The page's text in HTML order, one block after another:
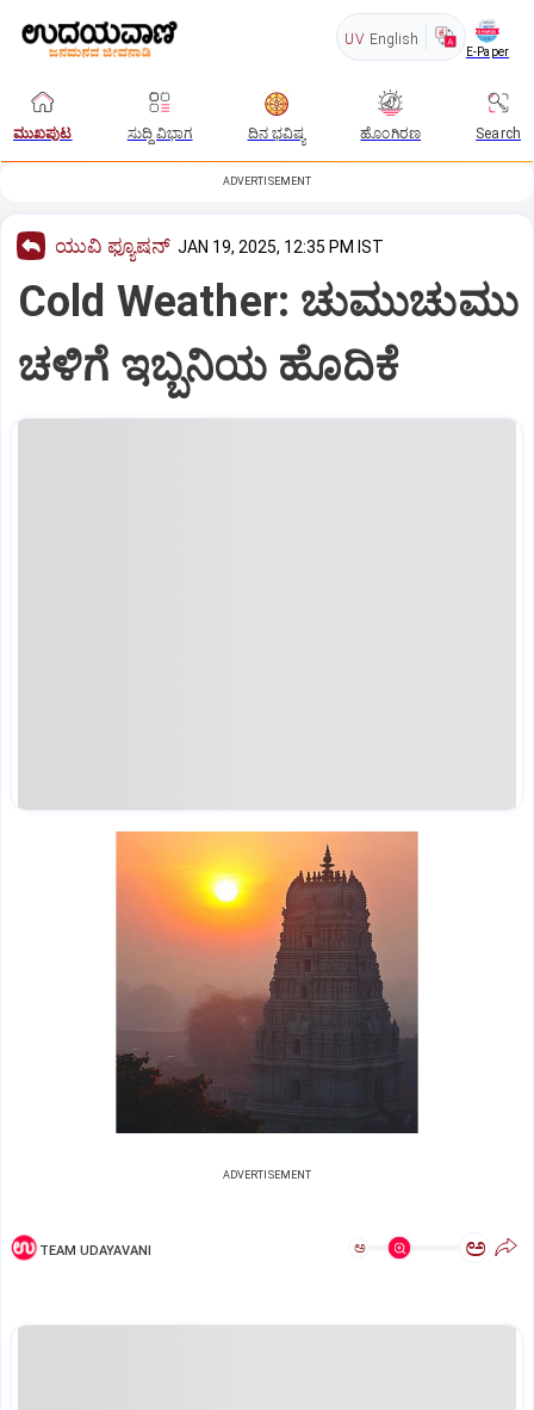
UV English
E-Paper
ಮುಖಪುಟ ಸುದ್ದಿ ವಿಭಾಗ ದಿನ ಭವಿಷ್ಯ ಹೊಂಗಿರಣ Search
ADVERTISEMENT
ಯುವಿ ಫ್ಯೂಷನ್ JAN 19, 2025, 12:35 PM IST
Cold Weather: ಚುಮುಚುಮು
ಚಳಿಗೆ ಇಬ್ಬನಿಯ ಹೊದಿಕೆ
ADVERTISEMENT
TEAM UDAYAVANI ಅ ಅ